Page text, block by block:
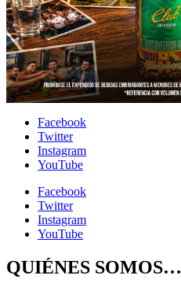
Facebook
Twitter
Instagram
YouTube
Facebook
Twitter
Instagram
YouTube
QUIÉNES SOMOS…